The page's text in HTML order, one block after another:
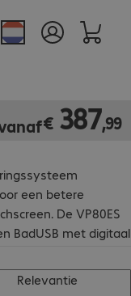
Privacy
een betere
De VP80ES
BadUSB met digitaal
€ 387,99
€ 387,99
Relevantie